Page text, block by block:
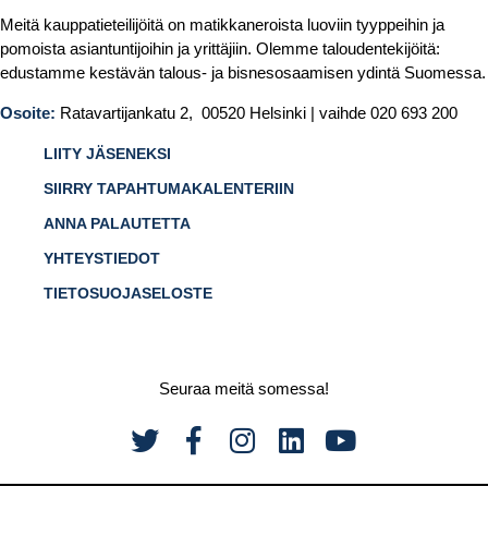
Meitä kauppatieteilijöitä on matikkaneroista luoviin tyyppeihin ja
pomoista asiantuntijoihin ja yrittäjiin. Olemme taloudentekijöitä:
edustamme kestävän talous- ja bisnesosaamisen ydintä Suomessa.
Osoite: Ratavartijankatu 2, 00520 Helsinki | vaihde 020 693 200
LIITY JÄSENEKSI
SIIRRY TAPAHTUMAKALENTERIIN
ANNA PALAUTETTA
YHTEYSTIEDOT
TIETOSUOJASELOSTE
Seuraa meitä somessa!